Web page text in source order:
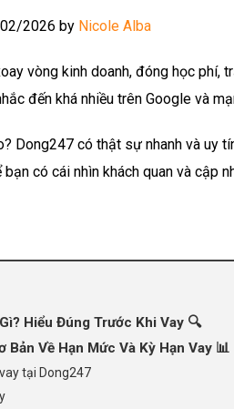
2026 by Nicole Alba
vòng kinh doanh, đóng học
đến khá nhiều trên Google và
Dong247 có thật sự nhanh và uy
có cái nhìn khách quan và cập
Hiểu Đúng Trước Khi Vay 🔍
Bản Về Hạn Mức Và Kỳ Hạn Vay 📊
tại Dong247